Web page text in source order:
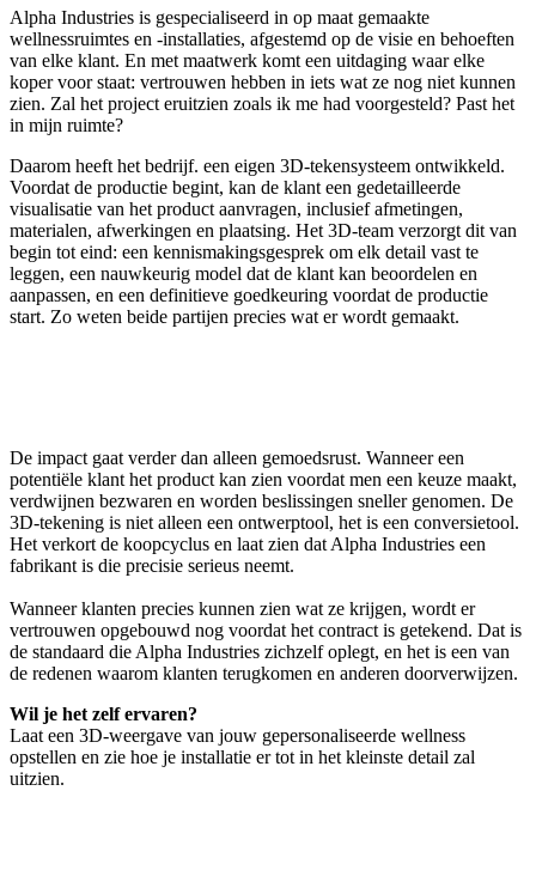
Alpha Industries is gespecialiseerd in op maat gemaakte
wellnessruimtes en -installaties, afgestemd op de visie en behoeften
van elke klant. En met maatwerk komt een uitdaging waar elke
koper voor staat: vertrouwen hebben in iets wat ze nog niet kunnen
zien. Zal het project eruitzien zoals ik me had voorgesteld? Past het
in mijn ruimte?
Daarom heeft het bedrijf. een eigen 3D-tekensysteem ontwikkeld.
Voordat de productie begint, kan de klant een gedetailleerde
visualisatie van het product aanvragen, inclusief afmetingen,
materialen, afwerkingen en plaatsing. Het 3D-team verzorgt dit van
begin tot eind: een kennismakingsgesprek om elk detail vast te
leggen, een nauwkeurig model dat de klant kan beoordelen en
aanpassen, en een definitieve goedkeuring voordat de productie
start. Zo weten beide partijen precies wat er wordt gemaakt.
De impact gaat verder dan alleen gemoedsrust. Wanneer een
potentiële klant het product kan zien voordat men een keuze maakt,
verdwijnen bezwaren en worden beslissingen sneller genomen. De
3D-tekening is niet alleen een ontwerptool, het is een conversietool.
Het verkort de koopcyclus en laat zien dat Alpha Industries een
fabrikant is die precisie serieus neemt.
Wanneer klanten precies kunnen zien wat ze krijgen, wordt er
vertrouwen opgebouwd nog voordat het contract is getekend. Dat is
de standaard die Alpha Industries zichzelf oplegt, en het is een van
de redenen waarom klanten terugkomen en anderen doorverwijzen.
Wil je het zelf ervaren?
Laat een 3D-weergave van jouw gepersonaliseerde wellness
opstellen en zie hoe je installatie er tot in het kleinste detail zal
uitzien.